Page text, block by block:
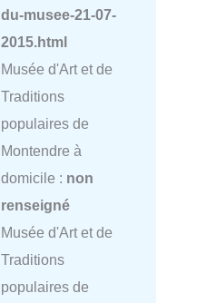
du-musee-21-07-
2015.html
Musée d'Art et de
Traditions
populaires de
Montendre à
domicile : non
renseigné
Musée d'Art et de
Traditions
populaires de